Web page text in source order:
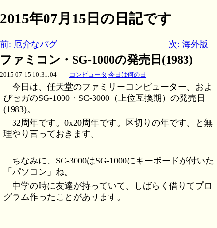
2015年07月15日の日記です
前: 厄介なバグ 次: 海外版
ファミコン・SG-1000の発売日(1983)
2015-07-15 10:31:04 コンピュータ 今日は何の日
今日は、任天堂のファミリーコンピューター、およ
びセガのSG-1000・SC-3000（上位互換期）の発売日
(1983)。
32周年です。0x20周年です。区切りの年です、と無
理やり言っておきます。
ちなみに、SC-3000はSG-1000にキーボードが付いた
「パソコン」ね。
中学の時に友達が持っていて、しばらく借りてプロ
グラム作ったことがあります。